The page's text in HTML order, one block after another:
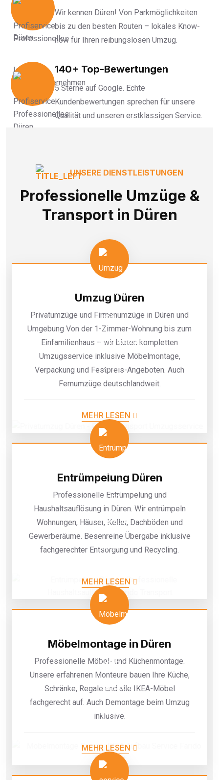
Wir kennen Düren! Von Parkmöglichkeiten
bis zu den besten Routen – lokales Know-
how für Ihren reibungslosen Umzug.
140+ Top-Bewertungen
5 Sterne auf Google. Echte
Kundenbewertungen sprechen für unsere
Qualität und unseren erstklassigen Service.
UNSERE DIENSTLEISTUNGEN
Professionelle Umzüge &
Transport in Düren
Umzug Düren
Privatumzüge und Firmenumzüge in Düren und
Umgebung Von der 1-Zimmer-Wohnung bis zum
Einfamilienhaus – wir bieten kompletten
Umzugsservice inklusive Möbelmontage,
Verpackung und Festpreis-Angeboten. Auch
Fernumzüge deutschlandweit.
MEHR LESEN
Entrümpelung Düren
Professionelle Entrümpelung und
Haushaltsauflösung in Düren. Wir entrümpeln
Wohnungen, Häuser, Keller, Dachböden und
Gewerberäume. Besenreine Übergabe inklusive
fachgerechter Entsorgung und Recycling.
MEHR LESEN
Möbelmontage in Düren
Professionelle Möbel- und Küchenmontage.
Unsere erfahrenen Monteure bauen Ihre Küche,
Schränke, Regale und alle IKEA-Möbel
fachgerecht auf. Auch Demontage beim Umzug
inklusive.
MEHR LESEN